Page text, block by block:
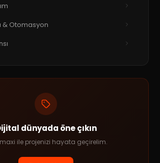
& Otomasyon
dünyada öne çıkın
ile projenizi hayata geçirelim.